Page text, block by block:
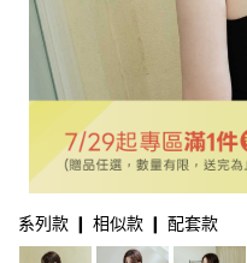
系列款 ❙ 相似款 ❙ 配套款